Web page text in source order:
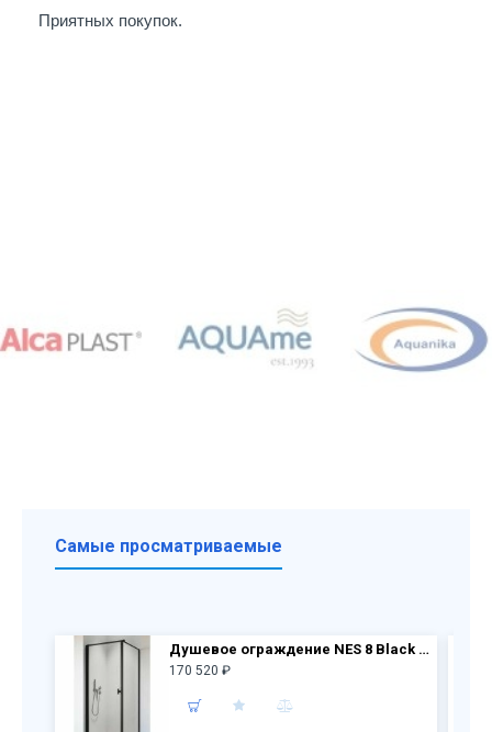
Приятных покупок.
Самые просматриваемые
Душевое ограждение NES 8 Black KDJ I Frame дверь 10022090-54-56L + бок.перегородка 10039090-54-56
170 520 ₽